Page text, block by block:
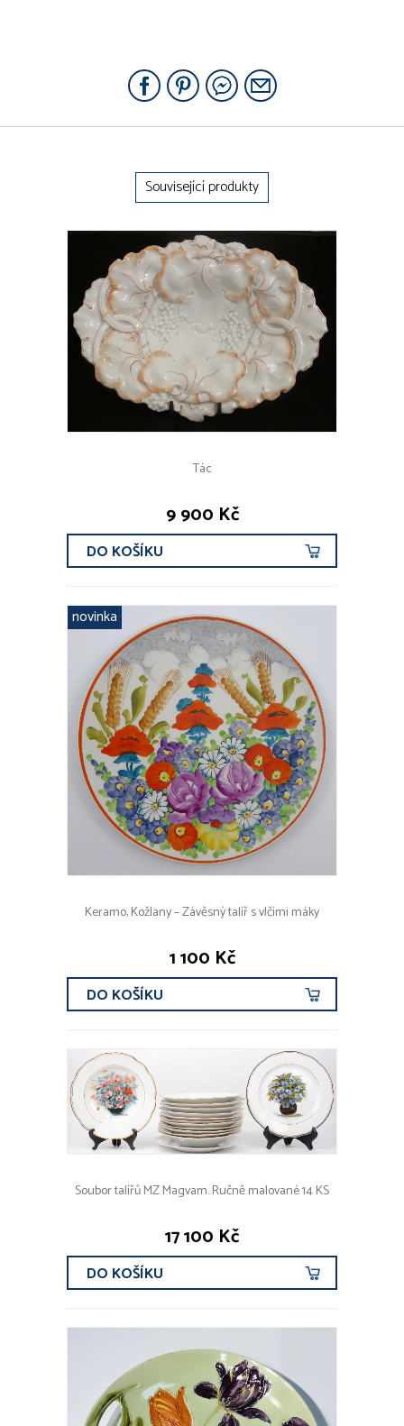
Související produkty
Tác
9 900 Kč
DO KOŠÍKU
novinka
Keramo, Kožlany – Závěsný talíř s vlčími máky
1 100 Kč
DO KOŠÍKU
Soubor talířů MZ Magvam. Ručně malované 14 KS
17 100 Kč
DO KOŠÍKU